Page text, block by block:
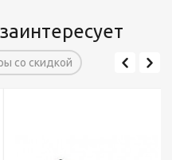
со скидкой